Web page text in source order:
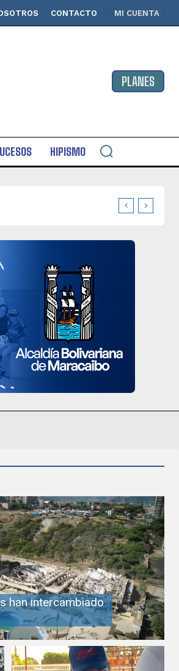
CONTACTO MI CUENTA
PLANES
HIPISMO
han intercambiado